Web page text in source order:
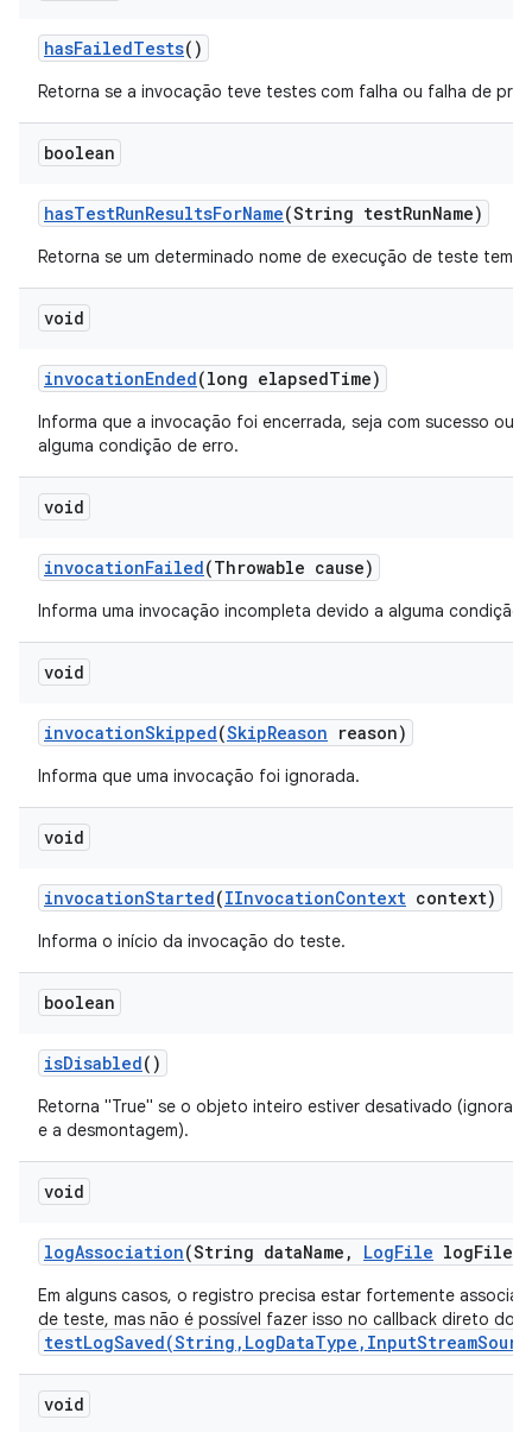
hasFailedTests()
Retorna se a invocação teve testes com falha ou falha de
boolean
hasTestRunResultsForName(String testRunName)
Retorna se um determinado nome de execução de teste tem
void
invocationEnded(long elapsedTime)
Informa que a invocação foi encerrada, seja com sucesso ou
alguma condição de erro.
void
invocationFailed(Throwable cause)
Informa uma invocação incompleta devido a alguma condição
void
invocationSkipped(SkipReason reason)
Informa que uma invocação foi ignorada.
void
invocationStarted(IInvocationContext context)
Informa o início da invocação do teste.
boolean
isDisabled()
Retorna "True" se o objeto inteiro estiver desativado (ignora
e a desmontagem).
void
logAssociation(String dataName , LogFile logFile)
Em alguns casos, o registro precisa estar fortemente
de teste, mas não é possível fazer isso no callback direto do
void